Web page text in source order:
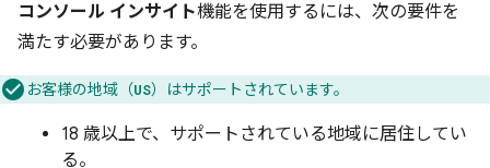
コンソール インサイト機能を使用するには、次の要件を
満たす必要があります。
お客様の地域（US）はサポートされています。
18 歳以上で、サポートされている地域に居住してい
る。